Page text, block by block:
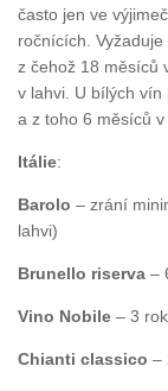
často jen ve
ročnících. Vyžaduje
z čehož 18 měsíců
v lahvi. U bílých vín
a z toho 6 měsíců v
Itálie:
Barolo – zrání
lahvi)
Brunello riserva –
Vino Nobile – 3
Chianti classico –